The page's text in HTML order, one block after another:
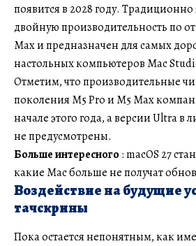
появится в 2028 году. Традиционно
двойную производительность по
Max и предназначен для самых
настольных компьютеров Mac
Отметим, что производительные
поколения M5 Pro и M5 Max
начале этого года, а версии Ultra в
не предусмотрены.
Больше интересного : macOS 27
какие Mac больше не получат
Воздействие на будущие
тачскрины
Пока остается непонятным, как